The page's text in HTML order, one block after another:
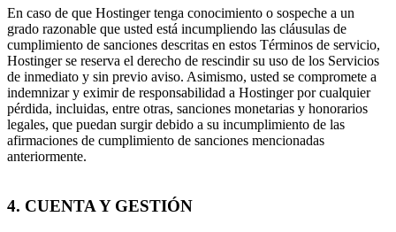
En caso de que Hostinger tenga conocimiento o sospeche a un
grado razonable que usted está incumpliendo las cláusulas de
cumplimiento de sanciones descritas en estos Términos de servicio,
Hostinger se reserva el derecho de rescindir su uso de los Servicios
de inmediato y sin previo aviso. Asimismo, usted se compromete a
indemnizar y eximir de responsabilidad a Hostinger por cualquier
pérdida, incluidas, entre otras, sanciones monetarias y honorarios
legales, que puedan surgir debido a su incumplimiento de las
afirmaciones de cumplimiento de sanciones mencionadas
anteriormente.
4. CUENTA Y GESTIÓN